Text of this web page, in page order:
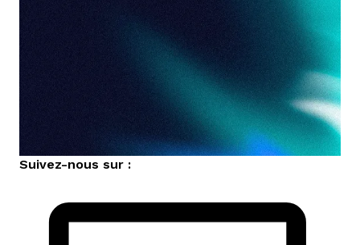
Suivez-nous sur :